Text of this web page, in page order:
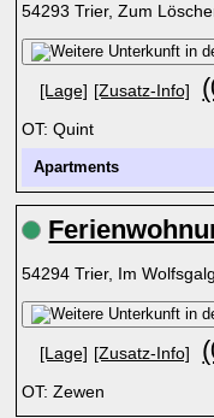
54293 Trier, Zum
[Lage] [Zusatz-Info]
OT: Quint
Apartments
54294 Trier, Im
[Lage] [Zusatz-Info]
OT: Zewen